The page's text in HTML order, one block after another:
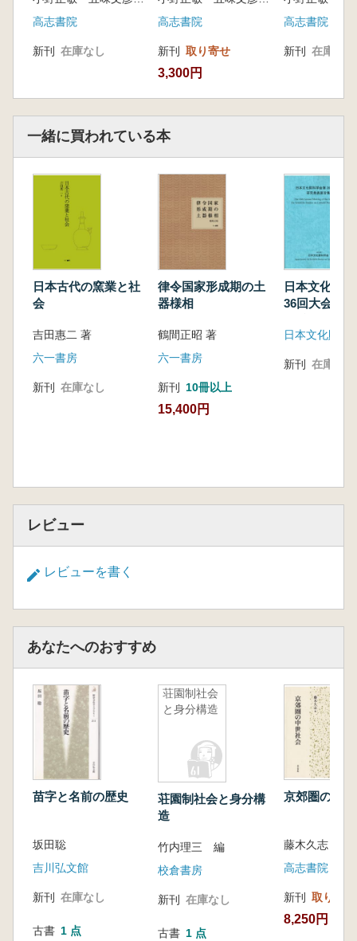
小野正敏・高橋慎一朗・池田榮史・村木二郎
第一波/グスクを考える/三山時代から琉球王府
高志書院
新刊 在庫なし
高志書院
新刊 取り寄せ
3,300円
高志書院
新刊 在庫なし
一緒に買われている本
日本古代の窯業と社
会
吉田惠二 著
六一書房
新刊 在庫なし
律令国家形成期の土
器様相
鶴間正昭 著
六一書房
新刊 10冊以上
15,400円
日本文化財
36回大会 研
日本文化財科
新刊 在庫なし
レビュー
レビューを書く
あなたへのおすすめ
苗字と名前の歴史
坂田聡
吉川弘文館
新刊 在庫なし
古書 1 点
荘園制社会
と身分構造
荘園制社会と身分構
造
竹内理三 編
校倉書房
新刊 在庫なし
古書 1 点
京郊圏の中
藤木久志 編
高志書院
新刊 取り寄せ
8,250円